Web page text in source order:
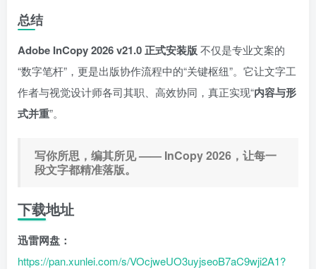
总结
Adobe InCopy 2026 v21.0 正式安装版 不仅是专业文案的
“数字笔杆”，更是出版协作流程中的“关键枢纽”。它让文字工
作者与视觉设计师各司其职、高效协同，真正实现“内容与形
式并重”。
写你所思，编其所见 —— InCopy 2026，让每一
段文字都精准落版。
下载地址
迅雷网盘：
https://pan.xunlei.com/s/VOcjweUO3uyjseoB7aC9wji2A1?